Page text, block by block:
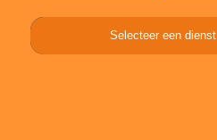
Selecteer een dienst